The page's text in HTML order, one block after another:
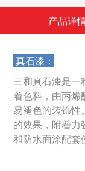
产品详
真石漆：
三和真石漆是一
着色料，由丙烯
易褪色的装饰性
的效果，附着力
和防水面涂配套